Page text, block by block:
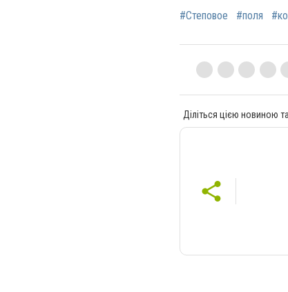
#Степовое #поля
Діліться цією новиною